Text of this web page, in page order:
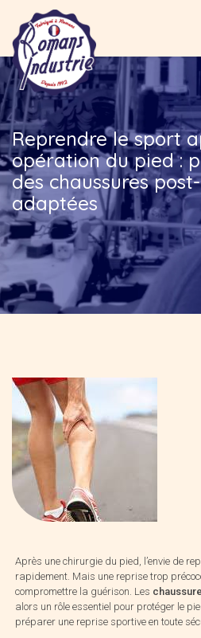
Reprendre le sport
opération du pied :
des chaussures
adaptées
Après une chirurgie du pied, l’envie de
rapidement. Mais une reprise trop
compromettre la guérison. Les
alors un rôle essentiel pour protéger le
préparer une reprise sportive en toute